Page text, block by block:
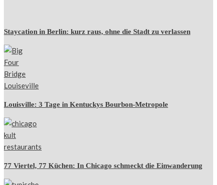
Staycation in Berlin: kurz raus, ohne die Stadt zu verlassen
Louisville: 3 Tage in Kentuckys Bourbon-Metropole
77 Viertel, 77 Küchen: In Chicago schmeckt die Einwanderung